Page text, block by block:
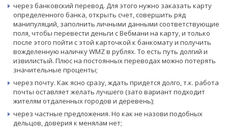
через банковский перевод. Для этого нужно заказать карту
определенного банка, открыть счет, совершить ряд
манипуляций, заполнить личными данными соответствующие
поля, чтобы перевести деньги с Вебмани на карту, и только
после этого пойти с этой карточкой к банкомату и получить
вожделенную наличку WMZ в рублях. То есть путь долгий и
извилистый. Плюс на постоянных переводах можно потерять
значительные проценты;
через почту. Как ясно сразу, ждать придется долго, т.к. работа
почты оставляет желать лучшего (зато вариант подходит
жителям отдаленных городов и деревень);
через частные предложения. Но как не назови подобных
дельцов, доверия к менялам нет;